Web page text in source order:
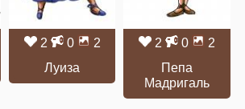
2 0
2
Луиза
2 0
2
Пепа
Мадригаль